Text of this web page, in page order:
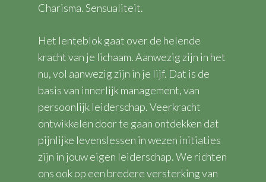
Charisma. Sensualiteit.
Het lenteblok gaat over de helende
kracht van je lichaam. Aanwezig zijn in het
nu, vol aanwezig zijn in je lijf. Dat is de
basis van innerlijk management, van
persoonlijk leiderschap. Veerkracht
ontwikkelen door te gaan ontdekken dat
pijnlijke levenslessen in wezen initiaties
zijn in jouw eigen leiderschap. We richten
ons ook op een bredere versterking van